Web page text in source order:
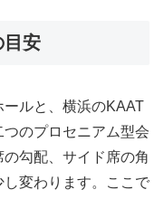
目安
ルと、横浜のKAAT
のプロセニアム型会
勾配、サイド席の角
変わります。ここで